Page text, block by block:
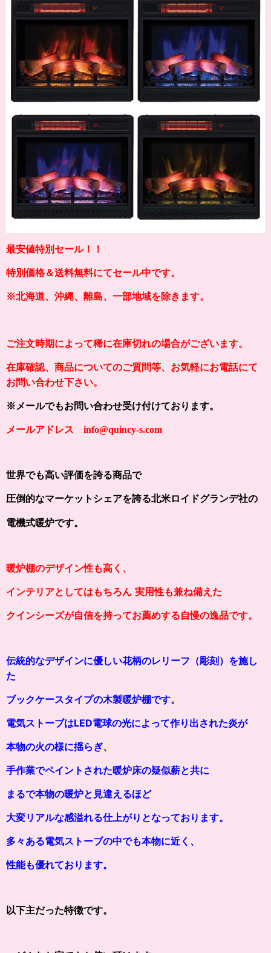
最安値特別セール！！
特別価格＆送料無料にてセール中です。
※北海道、沖縄、離島、一部地域を除きます。
ご注文時期によって稀に在庫切れの場合がございます。
在庫確認、商品についてのご質問等、お気軽にお電話にて
お問い合わせ下さい。
※メールでもお問い合わせ受け付けております。
メールアドレス info@quincy-s.com
世界でも高い評価を誇る商品で
圧倒的なマーケットシェアを誇る北米ロイドグランデ社の
電機式暖炉です。
暖炉棚のデザイン性も高く、
インテリアとしてはもちろん 実用性も兼ね備えた
クインシーズが自信を持ってお薦めする自慢の逸品です。
伝統的なデザインに優しい花柄のレリーフ（彫刻）を施し
た
ブックケースタイプの木製暖炉棚です。
電気ストーブはLED電球の光によって作り出された炎が
本物の火の様に揺らぎ、
手作業でペイントされた暖炉床の疑似薪と共に
まるで本物の暖炉と見違えるほど
大変リアルな感溢れる仕上がりとなっております。
多々ある電気ストーブの中でも本物に近く、
性能も優れております。
以下主だった特徴です。